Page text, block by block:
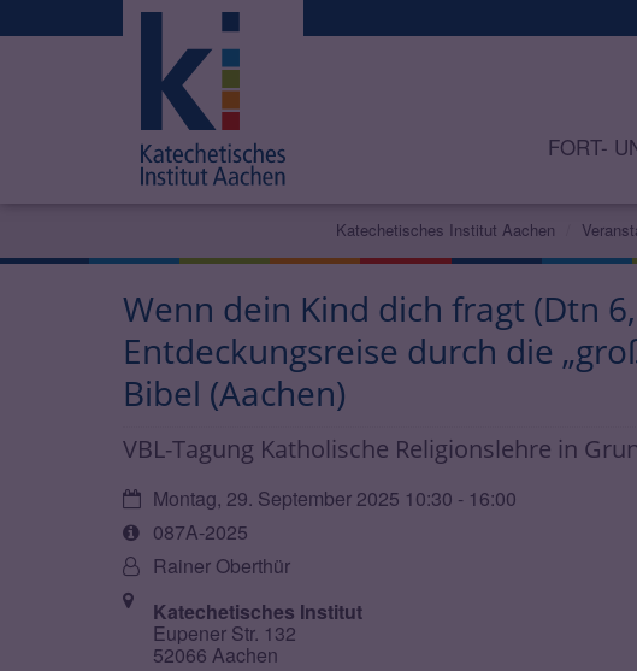
FORT-
Katechetisches Institut Aachen
Wenn dein Kind dich fragt (Dtn
Entdeckungsreise durch die
Bibel (Aachen)
VBL-Tagung Katholische Religionslehre in
Datum:Montag, 29. September 2025 10:30 - 16:00
Art
bzw.
Nummer:
087A-2025
Von:Rainer Oberthür
Ort: Katechetisches Institut
Eupener Str. 132
52066 Aachen